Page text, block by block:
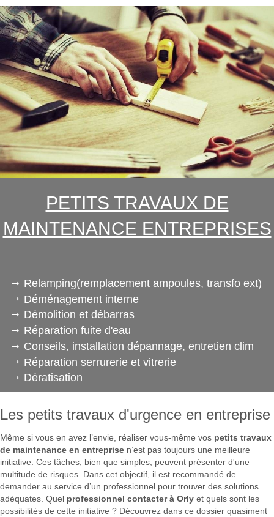
PETITS TRAVAUX DE
MAINTENANCE ENTREPRISES
Relamping(remplacement ampoules, transfo ext)
Déménagement interne
Démolition et débarras
Réparation fuite d'eau
Conseils, installation dépannage, entretien clim
Réparation serrurerie et vitrerie
Dératisation
Les petits travaux d'urgence en entreprise
Même si vous en avez l’envie, réaliser vous-même vos petits travaux
de maintenance en entreprise n’est pas toujours une meilleure
initiative. Ces tâches, bien que simples, peuvent présenter d'une
multitude de risques. Dans cet objectif, il est recommandé de
demander au service d’un professionnel pour trouver des solutions
adéquates. Quel professionnel contacter à Orly et quels sont les
possibilités de cette initiative ? Découvrez dans ce dossier quasiment